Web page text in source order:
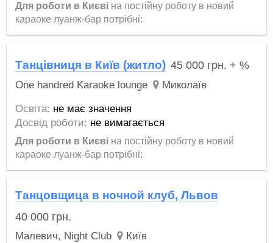
Для роботи в Києві на постійну роботу в новий
караоке луанж-бар потрібні:
Танцівниця в Київ (житло) 45 000 грн. + %
One handred Karaoke lounge Миколаїв
Освіта: не має значення
Досвід роботи: не вимагається
Для роботи в Києві на постійну роботу в новий
караоке луанж-бар потрібні:
Танцовщица в ночной клуб, Львов
40 000 грн.
Малевич, Night Club Київ